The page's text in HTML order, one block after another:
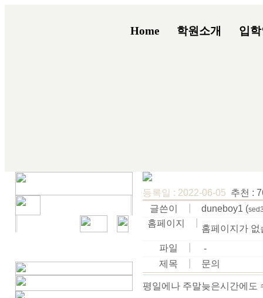
Home 학원소개 입
등록일 : 2022-06-05 추천 :
글쓴이
duneboy1 (
홈페이지
홈페이지가 없
파일
-
제목
문의
평일에나 주말늦은시간에도